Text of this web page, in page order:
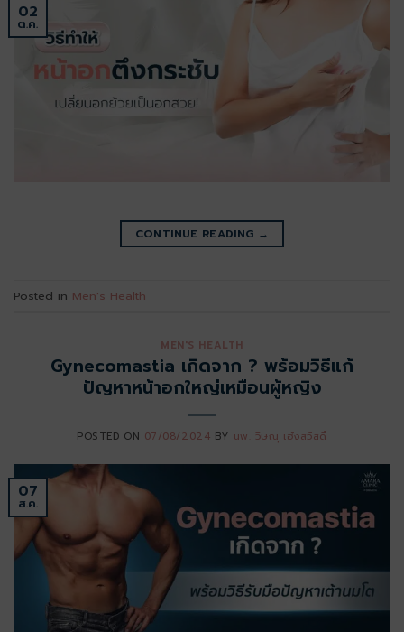
02
ต.ค.
CONTINUE READING →
Posted in Men's Health
MEN'S HEALTH
Gynecomastia เกิดจาก ? พร้อมวิธีแก้
ปัญหาหน้าอกใหญ่เหมือนผู้หญิง
POSTED ON 07/08/2024 BY นพ. วิษณุ เฮ้งสวัสดิ์
07
ส.ค.